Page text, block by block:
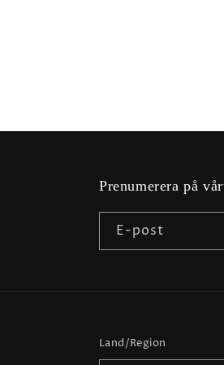
Prenumerera på
E-post
Land/Region